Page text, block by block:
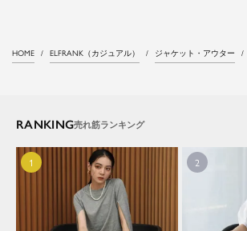
HOME ELFRANK（カジュアル） ジャケット・アウター
RANKING